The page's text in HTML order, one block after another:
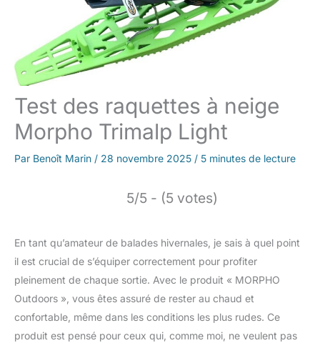
Test des raquettes à neige
Morpho Trimalp Light
Par Benoît Marin / 28 novembre 2025 / 5 minutes de lecture
5/5 - (5 votes)
En tant qu’amateur de balades hivernales, je sais à quel point
il est crucial de s’équiper correctement pour profiter
pleinement de chaque sortie. Avec le produit « MORPHO
Outdoors », vous êtes assuré de rester au chaud et
confortable, même dans les conditions les plus rudes. Ce
produit est pensé pour ceux qui, comme moi, ne veulent pas